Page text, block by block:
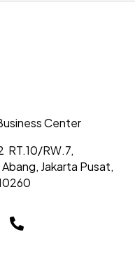
Center
RT.10/RW.7,
Jakarta Pusat,
